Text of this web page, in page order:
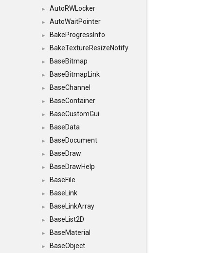
► AutoRWLocker
► AutoWaitPointer
► BakeProgressInfo
► BakeTextureResizeNotify
► BaseBitmap
► BaseBitmapLink
► BaseChannel
► BaseContainer
► BaseCustomGui
► BaseData
► BaseDocument
► BaseDraw
► BaseDrawHelp
► BaseFile
► BaseLink
► BaseLinkArray
► BaseList2D
► BaseMaterial
► BaseObject